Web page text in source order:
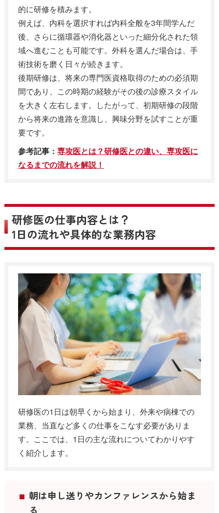
的に研修を積みます。
例えば、内科を選択すれば内科全般を3年間学んだ
後、さらに循環器や消化器といった細分化された領
域へ進むことも可能です。外科を選んだ場合は、手
術技術を磨く日々が続きます。
後期研修は、将来の専門医資格取得のための必須期
間であり、この時期の経験がその後の診療スタイル
を大きく左右します。したがって、初期研修の段階
から将来の進路を意識し、興味分野を試すことが重
要です。
参考記事： 専攻医とは？研修医との違い、専攻医に
なるまでの流れを解説！
研修医の仕事内容とは？
1日の流れや具体的な業務内容
研修医の1日は朝早くから始まり、外来や病棟での
業務、当直など多くの仕事をこなす必要がありま
す。ここでは、1日の主な流れについてわかりやす
く紹介します。
朝は申し送りやカンファレンスから始ま
る